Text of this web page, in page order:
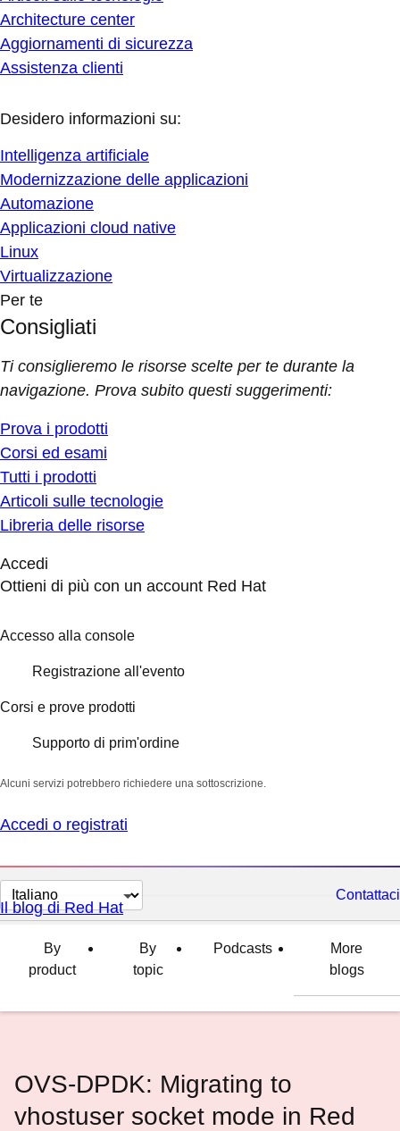
Architecture center
Aggiornamenti di sicurezza
Assistenza clienti
Desidero informazioni su:
Intelligenza artificiale
Modernizzazione delle applicazioni
Automazione
Applicazioni cloud native
Linux
Virtualizzazione
Per te
Consigliati
Ti consiglieremo le risorse scelte per te durante la
navigazione. Prova subito questi suggerimenti:
Prova i prodotti
Corsi ed esami
Tutti i prodotti
Articoli sulle tecnologie
Libreria delle risorse
Accedi
Ottieni di più con un account Red Hat
Accesso alla console
Registrazione all'evento
Corsi e prove prodotti
Supporto di prim'ordine
Alcuni servizi potrebbero richiedere una sottoscrizione.
Accedi o registrati
Cambia
lingua
Contattaci
Il blog di Red Hat
By
product
By
topic
Podcasts
More
blogs
OVS-DPDK: Migrating to
vhostuser socket mode in Red